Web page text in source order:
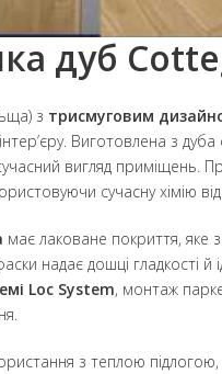
дуб
з трисмуговим
Виготовлена з
вигляд приміщень.
сучасну хімію
має лаковане покриття, яке
надає дошці гладкості
Loc System, монтаж
з теплою